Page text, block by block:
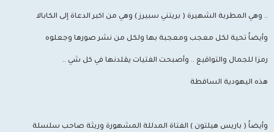
.. وهي المطربة الشهيرة ( بريتني سبيرز ) وهي من اكبر الدعاة إلى الكابالا
وأيضاً تحية لكل معجب ومعجبة بها ولكل من نشر صورها وجعلوه
رمزا للجمال والتواقيع .. وأصبحت الفتيات يقلدنها في كل شي ..
هذه اليهودية الساقطة
وأيضاً ( باريس هيلتون ) الفتاة المدللة المشهورة وريثة صاحب سلسلة